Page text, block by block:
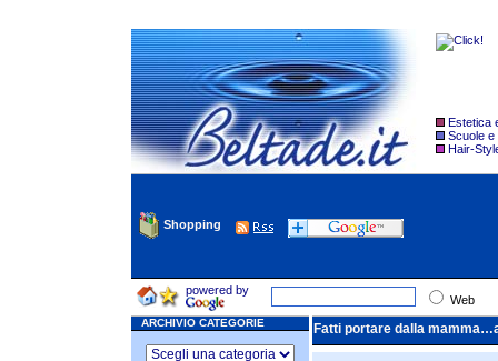
Estetica
Scuole e
Hair-
Shopping
powered by
Web
ARCHIVIO CATEGORIE Fatti portare dalla